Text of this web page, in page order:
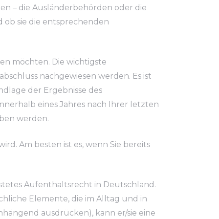
– die Ausländerbehörden oder die
sie die entsprechenden
möchten. Die wichtigste
nachgewiesen werden. Es ist
der Ergebnisse des
eines Jahres nach Ihrer letzten
werden.
Am besten ist es, wenn Sie bereits
Aufenthaltsrecht in Deutschland.
Elemente, die im Alltag und in
ausdrücken), kann er/sie eine